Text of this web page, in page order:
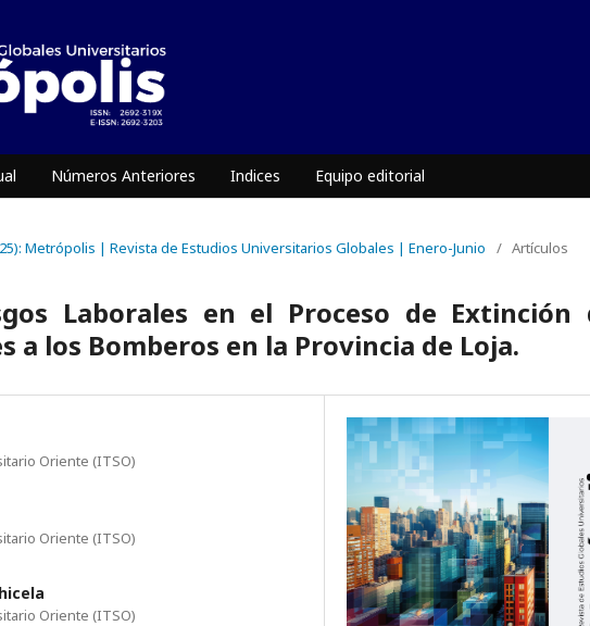
Números Anteriores Indices Equipo editorial
Metrópolis | Revista de Estudios Universitarios Globales | Enero-Junio / Artículos
Laborales en el Proceso de Extinción
a los Bomberos en la Provincia de Loja.
Oriente (ITSO)
Oriente (ITSO)
Oriente (ITSO)